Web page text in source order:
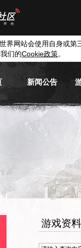
界网站会使用自身或第
们的Cookie政策。
新闻公告
游戏新闻
活动信息
游戏资料